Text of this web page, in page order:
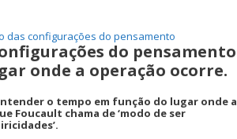
das configurações do pensamento
do pensamento
onde a operação ocorre.
o tempo em função do lugar onde a
Foucault chama de ‘modo de ser